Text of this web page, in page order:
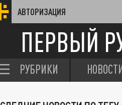
АВТОРИЗАЦИЯ
ПЕРВЫЙ
РУБРИКИ